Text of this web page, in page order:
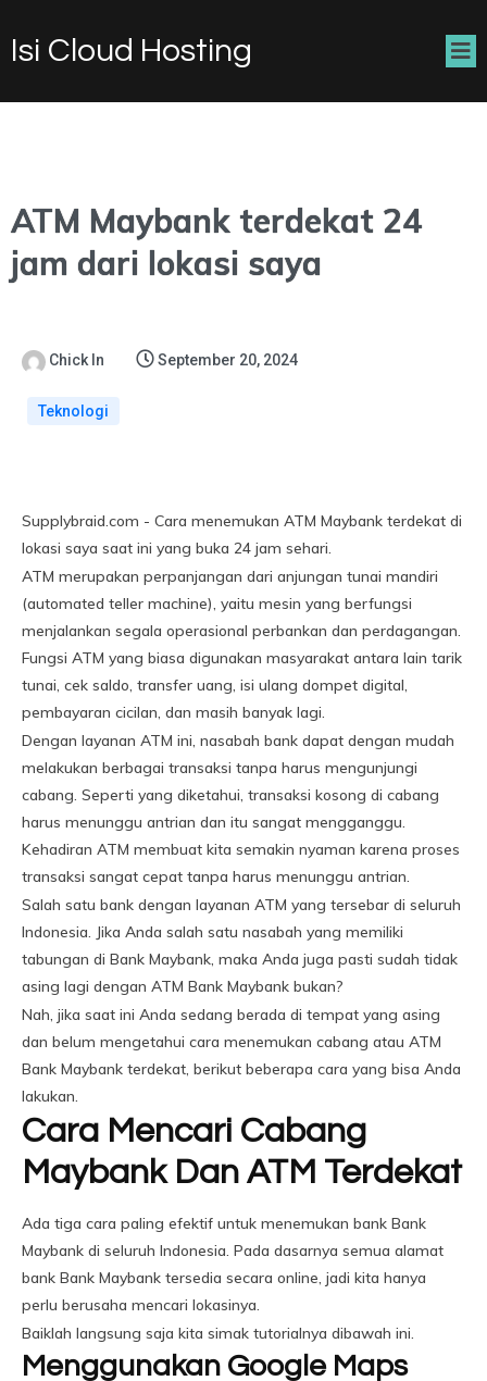
Isi Cloud Hosting
ATM Maybank terdekat 24
jam dari lokasi saya
Chick In September 20, 2024
Teknologi
Supplybraid.com - Cara menemukan ATM Maybank terdekat di
lokasi saya saat ini yang buka 24 jam sehari.
ATM merupakan perpanjangan dari anjungan tunai mandiri
(automated teller machine), yaitu mesin yang berfungsi
menjalankan segala operasional perbankan dan perdagangan.
Fungsi ATM yang biasa digunakan masyarakat antara lain tarik
tunai, cek saldo, transfer uang, isi ulang dompet digital,
pembayaran cicilan, dan masih banyak lagi.
Dengan layanan ATM ini, nasabah bank dapat dengan mudah
melakukan berbagai transaksi tanpa harus mengunjungi
cabang. Seperti yang diketahui, transaksi kosong di cabang
harus menunggu antrian dan itu sangat mengganggu.
Kehadiran ATM membuat kita semakin nyaman karena proses
transaksi sangat cepat tanpa harus menunggu antrian.
Salah satu bank dengan layanan ATM yang tersebar di seluruh
Indonesia. Jika Anda salah satu nasabah yang memiliki
tabungan di Bank Maybank, maka Anda juga pasti sudah tidak
asing lagi dengan ATM Bank Maybank bukan?
Nah, jika saat ini Anda sedang berada di tempat yang asing
dan belum mengetahui cara menemukan cabang atau ATM
Bank Maybank terdekat, berikut beberapa cara yang bisa Anda
lakukan.
Cara Mencari Cabang
Maybank Dan ATM Terdekat
Ada tiga cara paling efektif untuk menemukan bank Bank
Maybank di seluruh Indonesia. Pada dasarnya semua alamat
bank Bank Maybank tersedia secara online, jadi kita hanya
perlu berusaha mencari lokasinya.
Baiklah langsung saja kita simak tutorialnya dibawah ini.
Menggunakan Google Maps